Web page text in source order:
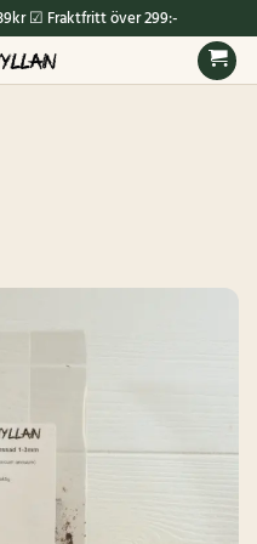
☑ Fraktfritt över 299:-